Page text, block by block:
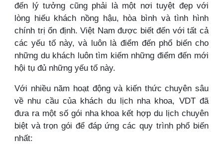
đến lý tưởng cũng phải là một nơi tuyệt đẹp với
lòng hiếu khách nồng hậu, hòa bình và tình hình
chính trị ổn định. Việt Nam được biết đến với tất cả
các yếu tố này, và luôn là điểm đến phổ biến cho
những du khách luôn tìm kiếm những điểm đến mới
hội tụ đủ những yếu tố này.
Với nhiều năm hoạt động và kiến thức chuyên sâu
về nhu cầu của khách du lịch nha khoa, VDT đã
đưa ra một số gói nha khoa kết hợp du lịch chuyên
biệt và trọn gói để đáp ứng các quy trình phổ biến
nhất: